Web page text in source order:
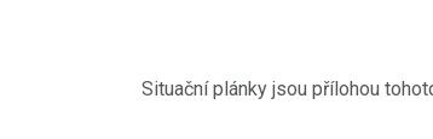
Situační plánky jsou přílohou